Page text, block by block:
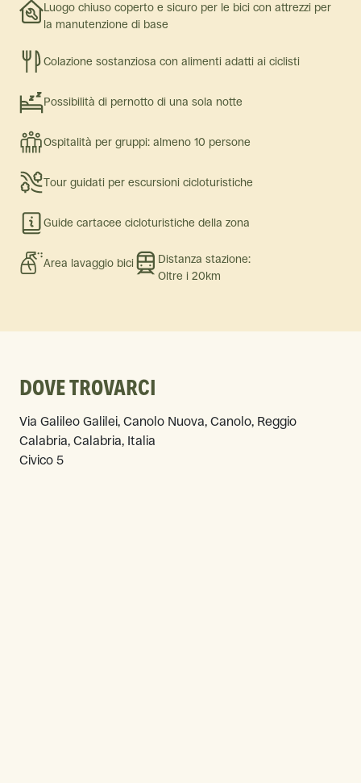
Luogo chiuso coperto e sicuro per le bici con attrezzi per
la manutenzione di base
Colazione sostanziosa con alimenti adatti ai ciclisti
Possibilità di pernotto di una sola notte
Ospitalità per gruppi: almeno 10 persone
Tour guidati per escursioni cicloturistiche
Guide cartacee cicloturistiche della zona
Area lavaggio bici
Distanza stazione:
Oltre i 20km
DOVE TROVARCI
Via Galileo Galilei, Canolo Nuova, Canolo, Reggio
Calabria, Calabria, Italia
Civico 5